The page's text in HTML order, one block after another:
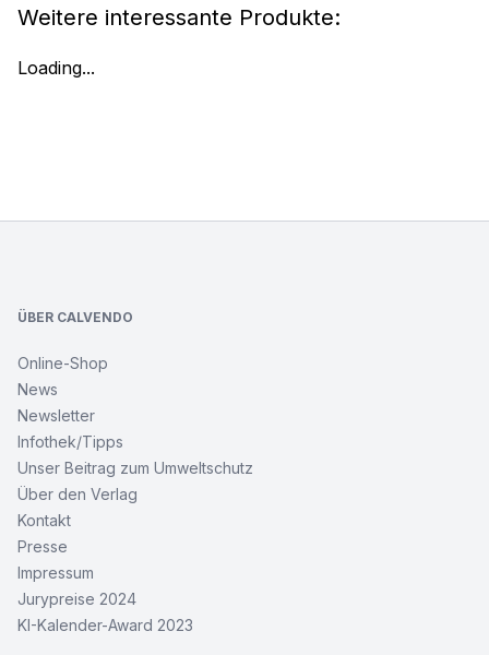
Weitere interessante Produkte:
Loading...
ÜBER CALVENDO
Online-Shop
News
Newsletter
Infothek/Tipps
Unser Beitrag zum Umweltschutz
Über den Verlag
Kontakt
Presse
Impressum
Jurypreise 2024
KI-Kalender-Award 2023